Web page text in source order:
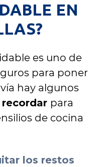
EN
es uno de
para poner
hay algunos
para
de cocina
los restos